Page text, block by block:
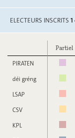
ELECTEURS INSCRITS 1
Partiel
PIRATEN
déi gréng
LSAP
CSV
KPL